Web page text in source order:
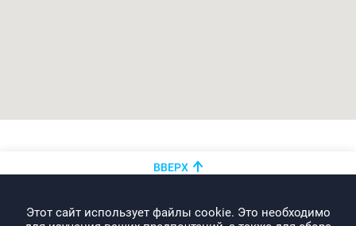
Этот сайт использует файлы cookie. Это необходимо
ВВЕРХ
info@promo-webcom.by